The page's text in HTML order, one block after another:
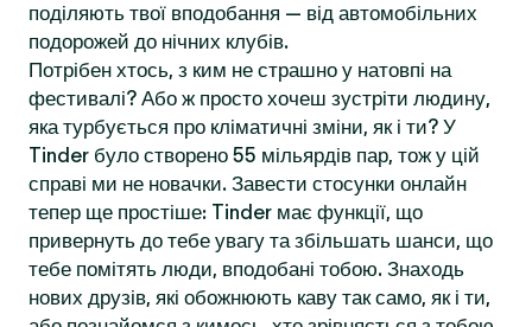
поділяють твої вподобання — від автомобільних
подорожей до нічних клубів.
Потрібен хтось, з ким не страшно у натовпі на
фестивалі? Або ж просто хочеш зустріти людину,
яка турбується про кліматичні зміни, як і ти? У
Tinder було створено 55 мільярдів пар, тож у цій
справі ми не новачки. Завести стосунки онлайн
тепер ще простіше: Tinder має функції, що
привернуть до тебе увагу та збільшать шанси, що
тебе помітять люди, вподобані тобою. Знаходь
нових друзів, які обожнюють каву так само, як і ти,